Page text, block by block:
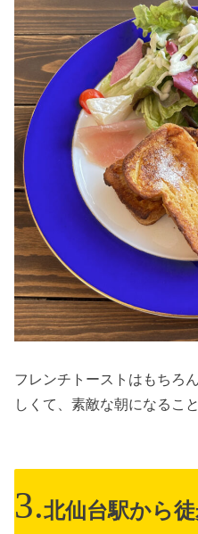
フレンチトーストはもちろ
しくて、素敵な朝になるこ
北仙台駅から徒